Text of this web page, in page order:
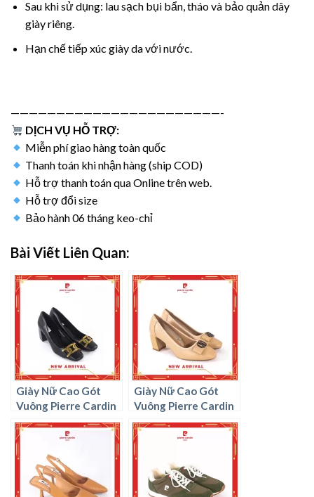
Sau khi sử dụng: lau sạch bụi bẩn, tháo và bảo quản dây
giày riêng.
Hạn chế tiếp xúc giày da với nước.
———————————————————————-
DỊCH VỤ HỖ TRỢ:
Miễn phí giao hàng toàn quốc
Thanh toán khi nhận hàng (ship COD)
Hỗ trợ thanh toán qua Online trên web.
Hỗ trợ đổi size
Bảo hành 06 tháng keo-chỉ
Bài Viết Liên Quan:
Giày Nữ Cao Gót
Vuông Pierre Cardin
– PCWFWSG 216
Giày Nữ Cao Gót
Vuông Pierre Cardin
– PCWFWSG 214